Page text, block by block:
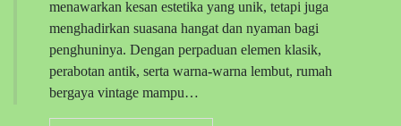
menawarkan kesan estetika yang unik, tetapi juga
menghadirkan suasana hangat dan nyaman bagi
penghuninya. Dengan perpaduan elemen klasik,
perabotan antik, serta warna-warna lembut, rumah
bergaya vintage mampu…